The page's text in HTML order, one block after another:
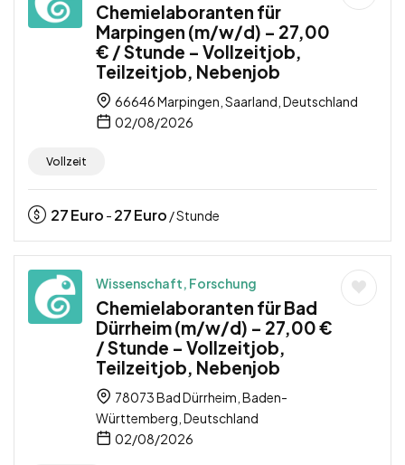
Chemielaboranten für
Marpingen (m/w/d) – 27,00
€ / Stunde – Vollzeitjob,
Teilzeitjob, Nebenjob
66646 Marpingen, Saarland, Deutschland
02/08/2026
Vollzeit
27Euro - 27Euro / Stunde
Wissenschaft, Forschung
Chemielaboranten für Bad
Dürrheim (m/w/d) – 27,00 €
/ Stunde – Vollzeitjob,
Teilzeitjob, Nebenjob
78073 Bad Dürrheim, Baden-
Württemberg, Deutschland
02/08/2026